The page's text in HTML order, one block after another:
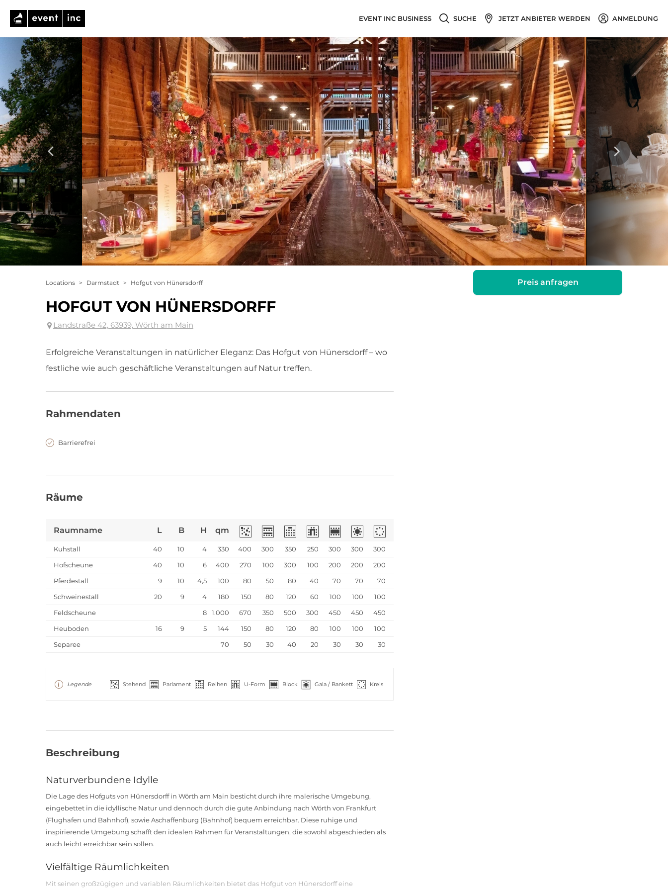
EVENT INC BUSINESS SUCHE JETZT ANBIETER WERDEN ANMELDUNG
Locations > Darmstadt > Hofgut von Hünersdorff Preis anfragen
HOFGUT VON HÜNERSDORFF
Landstraße 42, 63939, Wörth am Main
Erfolgreiche Veranstaltungen in natürlicher Eleganz: Das Hofgut von Hünersdorff – wo
festliche wie auch geschäftliche Veranstaltungen auf Natur treffen.
Rahmendaten
Barrierefrei
Räume
Raumname L B H qm
Kuhstall 40 10 4 330 400 300 350 250 300 300
300
Hofscheune
40 10 6 400 270 100 300 100 200 200
200
Pferdestall
9 10 4,5 100 80 50 80 40 70 70
70
Schweinestall
20 9 4 180 150 80 120 60 100 100
100
Feldscheune
8 1.000 670 350 500 300 450 450
450
Heuboden
16 9 5 144 150 80 120 80 100 100
100
Separee
70 50 30 40 20 30 30 30
Legende Stehend Parlament Reihen U-Form Block Gala / Bankett Kreis
Beschreibung
Naturverbundene Idylle
Die Lage des Hofguts von Hünersdorff in Wörth am Main besticht durch ihre malerische Umgebung,
eingebettet in die idyllische Natur und dennoch durch die gute Anbindung nach Wörth von Frankfurt
(Flughafen und Bahnhof), sowie Aschaffenburg (Bahnhof) bequem erreichbar. Diese ruhige und
inspirierende Umgebung schafft den idealen Rahmen für Veranstaltungen, die sowohl abgeschieden als
auch leicht erreichbar sein sollen.
Vielfältige Räumlichkeiten
Mit seinen großzügigen und variablen Räumlichkeiten bietet das Hofgut von Hünersdorff eine